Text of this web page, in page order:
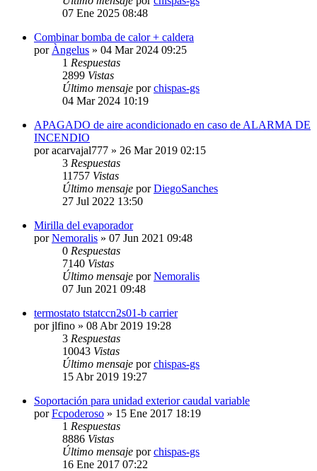
07 Ene 2025 08:48
Combinar bomba de calor + caldera
por Àngelus » 04 Mar 2024 09:25
1 Respuestas
2899 Vistas
Último mensaje porchispas-gs
04 Mar 2024 10:19
APAGADO de aire acondicionado en caso de ALARMA DE
INCENDIO
poracarvajal777 » 26 Mar 2019 02:15
3 Respuestas
11757 Vistas
Último mensaje porDiegoSanches
27 Jul 2022 13:50
Mirilla del evaporador
porNemoralis » 07 Jun 2021 09:48
0 Respuestas
7140 Vistas
Último mensaje porNemoralis
07 Jun 2021 09:48
termostato tstatccn2s01-b carrier
porjlfino » 08 Abr 2019 19:28
3 Respuestas
10043 Vistas
Último mensaje porchispas-gs
15 Abr 2019 19:27
Soportación para unidad exterior caudal variable
porFcpoderoso » 15 Ene 2017 18:19
1 Respuestas
8886 Vistas
Último mensaje porchispas-gs
16 Ene 2017 07:22